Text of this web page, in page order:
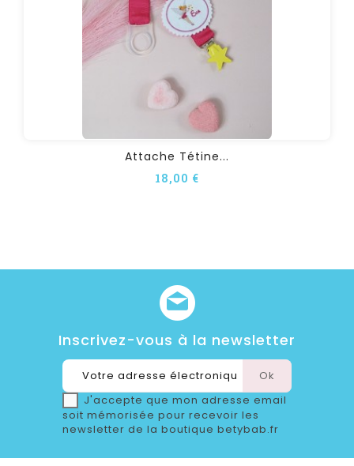
Attache Tétine...
18,00 €
Inscrivez-vous à la newsletter
J'accepte que mon adresse email
soit mémorisée pour recevoir les
newsletter de la boutique betybab.fr